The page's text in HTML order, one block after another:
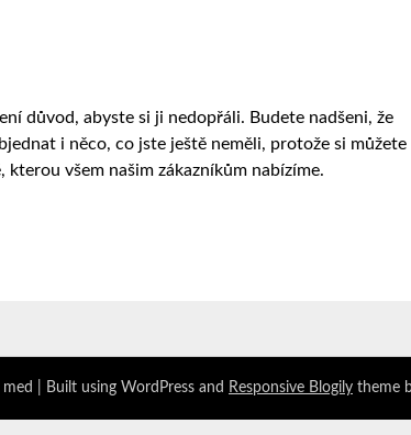
důvod, abyste si ji nedopřáli. Budete nadšeni, že
i něco, co jste ještě neměli, protože si můžete
všem našim zákazníkům nabízíme.
| Built using WordPress and Responsive Blogily theme